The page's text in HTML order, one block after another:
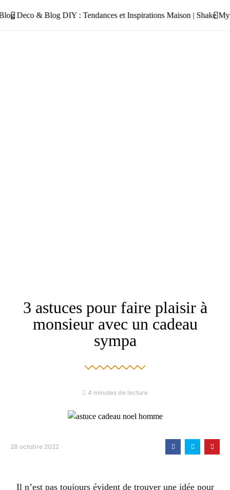
3 astuces pour faire plaisir à
monsieur avec un cadeau
sympa
4 minutes de lecture
28 octobre 2022
Il n’est pas toujours évident de trouver une idée pour